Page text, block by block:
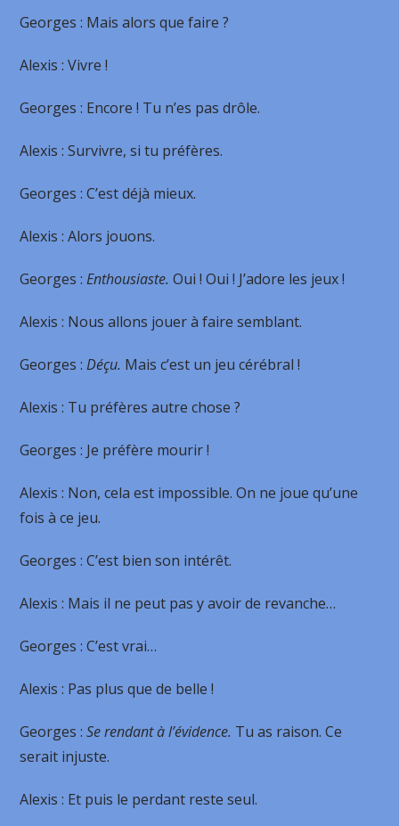
Georges : Mais alors que faire ?
Alexis : Vivre !
Georges : Encore ! Tu n’es pas drôle.
Alexis : Survivre, si tu préfères.
Georges : C’est déjà mieux.
Alexis : Alors jouons.
Georges :Enthousiaste. Oui ! Oui ! J’adore les jeux !
Alexis : Nous allons jouer à faire semblant.
Georges :Déçu. Mais c’est un jeu cérébral !
Alexis : Tu préfères autre chose ?
Georges : Je préfère mourir !
Alexis : Non, cela est impossible. On ne joue qu’une
fois à ce jeu.
Georges : C’est bien son intérêt.
Alexis : Mais il ne peut pas y avoir de revanche…
Georges : C’est vrai…
Alexis : Pas plus que de belle !
Georges :Se rendant à l’évidence. Tu as raison. Ce
serait injuste.
Alexis : Et puis le perdant reste seul.